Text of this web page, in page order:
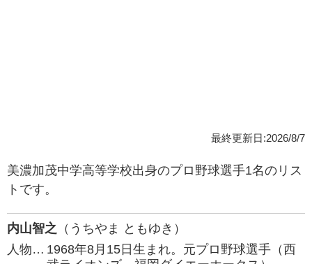
最終更新日:2026/8/7
美濃加茂中学高等学校出身のプロ野球選手1名のリス
トです。
内山智之 （うちやま ともゆき）
人物… 1968年8月15日生まれ。元プロ野球選手（西